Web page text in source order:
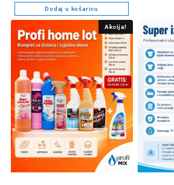
Dodaj u košaricu
Akcija!